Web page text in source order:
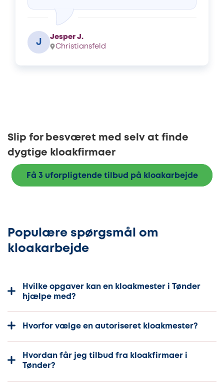
J
Jesper J.
Christiansfeld
Slip for besværet med selv at finde
dygtige kloakfirmaer
Få 3 uforpligtende tilbud på kloakarbejde
Populære spørgsmål om
kloakarbejde
Hvilke opgaver kan en kloakmester i Tønder
hjælpe med?
Hvorfor vælge en autoriseret kloakmester?
Hvordan får jeg tilbud fra kloakfirmaer i
Tønder?